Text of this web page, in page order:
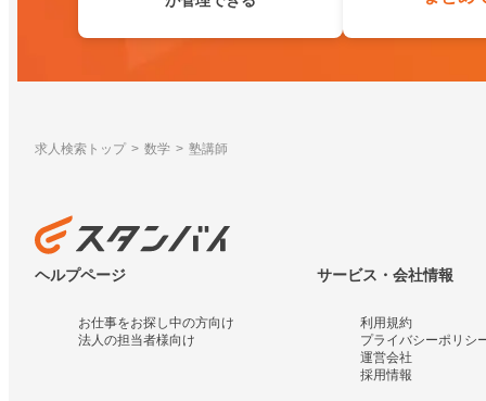
求人検索トップ 数学 塾講師
ヘルプページ
お仕事をお探し中の方向け
法人の担当者様向け
サービス・会社情報
利用規約
プライバシーポリシ
運営会社
採用情報